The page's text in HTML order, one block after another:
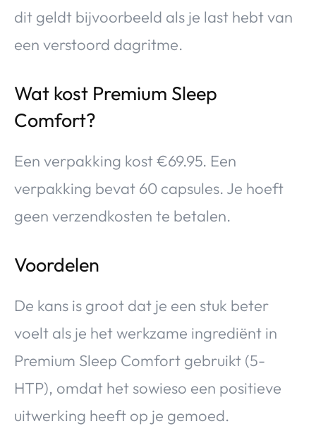
dit geldt bijvoorbeeld als je last hebt van
een verstoord dagritme.
Wat kost Premium Sleep
Comfort?
Een verpakking kost €69.95. Een
verpakking bevat 60 capsules. Je hoeft
geen verzendkosten te betalen.
Voordelen
De kans is groot dat je een stuk beter
voelt als je het werkzame ingrediënt in
Premium Sleep Comfort gebruikt (5-
HTP), omdat het sowieso een positieve
uitwerking heeft op je gemoed.